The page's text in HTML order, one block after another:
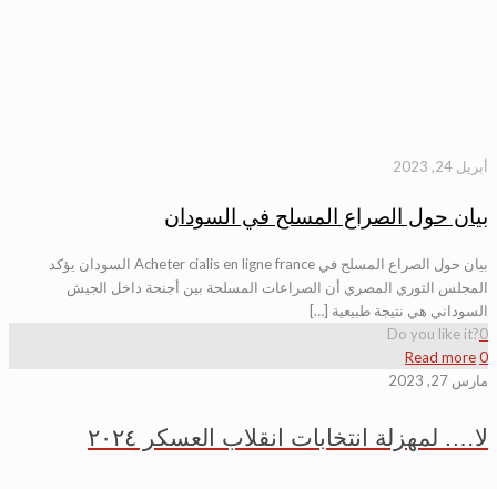
أبريل 24, 2023
بيان حول الصراع المسلح في السودان
بيان حول الصراع المسلح في Acheter cialis en ligne france السودان يؤكد
المجلس الثوري المصري أن الصراعات المسلحة بين أجنحة داخل الجيش
السوداني هي نتيجة طبيعية […]
Do you like it?0
0
Read more
مارس 27, 2023
لا…. لمهزلة انتخابات انقلاب العسكر ٢٠٢٤